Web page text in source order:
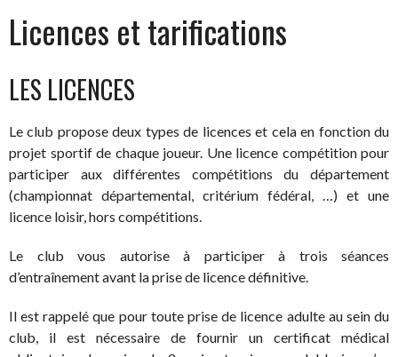
Licences et tarifications
LES LICENCES
Le club propose deux types de licences et cela en fonction du
projet sportif de chaque joueur. Une licence compétition pour
participer aux différentes compétitions du département
(championnat départemental, critérium fédéral, …) et une
licence loisir, hors compétitions.
Le club vous autorise à participer à trois séances
d’entraînement avant la prise de licence définitive.
Il est rappelé que pour toute prise de licence adulte au sein du
club, il est nécessaire de fournir un certificat médical